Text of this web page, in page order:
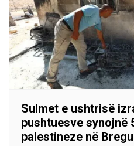
Sulmet e ushtrisë
pushtuesve synojnë
palestineze në